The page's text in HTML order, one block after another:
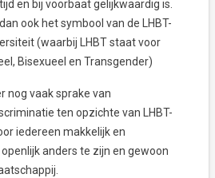
en bij voorbaat gelijkwaardig is.
ook het symbool van de LHBT-
(waarbij LHBT staat voor
Bisexueel en Transgender)
nog vaak sprake van
ten opzichte van LHBT-
iedereen makkelijk en
anders te zijn en gewoon